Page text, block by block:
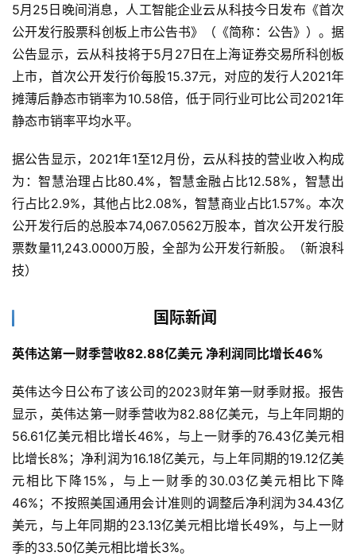
深
度
学
习
云
算
未
来
医
疗
驶
智
慧
城
市
更
多
内
登录 注册
5月25日晚间消息，人工智能企业云从科技今日发布《首次
公开发行股票科创板上市公告书》（《简称：公告》）。据
公告显示，云从科技将于5月27日在上海证券交易所科创板
上市，首次公开发行价每股15.37元，对应的发行人2021年
摊薄后静态市销率为10.58倍，低于同行业可比公司2021年
静态市销率平均水平。
据公告显示，2021年1至12月份，云从科技的营业收入构成
为：智慧治理占比80.4%，智慧金融占比12.58%，智慧出
行占比2.9%，其他占比2.08%，智慧商业占比1.57%。本次
公开发行后的总股本74,067.0562万股本，首次公开发行股
票数量11,243.0000万股，全部为公开发行新股。（新浪科
技）
国际新闻
英伟达第一财季营收82.88亿美元 净利润同比增长46%
英伟达今日公布了该公司的2023财年第一财季财报。报告
显示，英伟达第一财季营收为82.88亿美元，与上年同期的
56.61亿美元相比增长46%，与上一财季的76.43亿美元相
比增长8%；净利润为16.18亿美元，与上年同期的19.12亿美
元相比下降15%，与上一财季的30.03亿美元相比下降
46%；不按照美国通用会计准则的调整后净利润为34.43亿
美元，与上年同期的23.13亿美元相比增长49%，与上一财
季的33.50亿美元相比增长3%。